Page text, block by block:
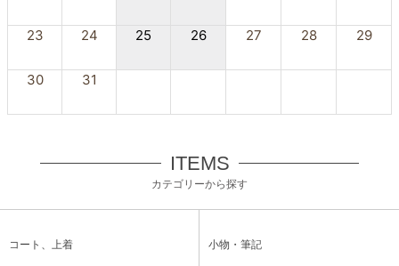
23 24 25 26 27 28 29
30 31
ITEMS
カテゴリーから探す
コート、上着 小物・筆記